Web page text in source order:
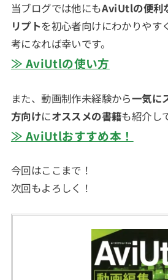
当ブログでは他にもAviUtlの便利
リプトを初心者向けにわかりやす
考になれば幸いです。
≫ AviUtlの使い方
また、動画制作未経験から一気に
方向けにオススメの書籍も紹介し
≫ AviUtlおすすめ本！
今回はここまで！
次回もよろしく！